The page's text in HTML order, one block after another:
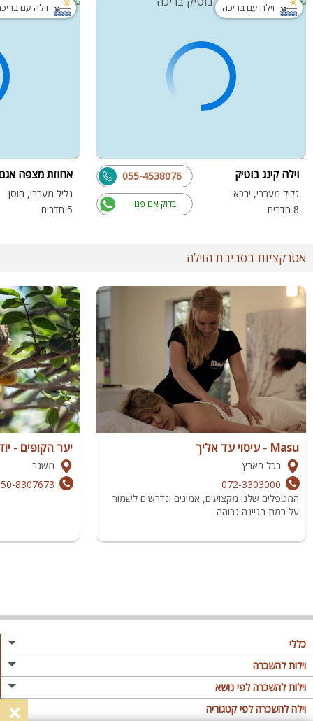
וילה עם בריכה
וילה קינג בוטיק
גליל מערבי, ירכא
8 חדרים
בדוק אם פנוי
055-4538076
וילה עם
אחוזת מצפה
גליל מערבי, חוסן
5 חדרים
אטרקציות בסביבת הוילה
Masu - עיסוי עד אליך
בכל הארץ
072-3303000
המטפלים שלנו מקצועים, אמינים ונדרשים לשמור
על רמת הגיינה גבוהה
יער הקופים -
משגב
8307673
כללי
מגזין
פרסום באתר
תקנון
וילות להשכרה
וילות בצפון
וילות במרכז
וילות להשכרה לפי נושא
וילה לזוגות
וילה להשכרה לפי קטגוריה ×